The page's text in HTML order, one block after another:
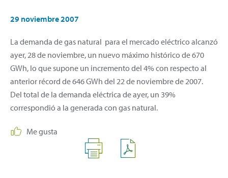
29 noviembre 2007
La demanda de gas natural para el mercado eléctrico alcanzó
ayer, 28 de noviembre, un nuevo máximo histórico de 670
GWh, lo que supone un incremento del 4% con respecto al
anterior récord de 646 GWh del 22 de noviembre de 2007.
Del total de la demanda eléctrica de ayer, un 39%
correspondió a la generada con gas natural.
Me gusta